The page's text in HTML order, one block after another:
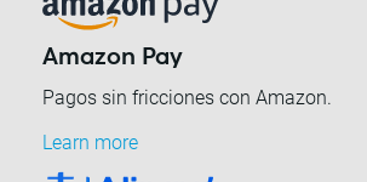
Amazon Pay
Pagos sin fricciones con Amazon.
Learn more